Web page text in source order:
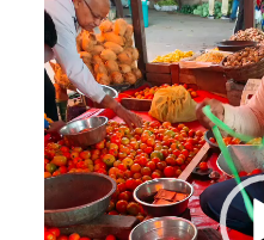
レ
ー
ヤ
ー